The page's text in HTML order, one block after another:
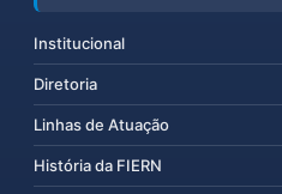
Institucional
Diretoria
Linhas de Atuação
História da FIERN